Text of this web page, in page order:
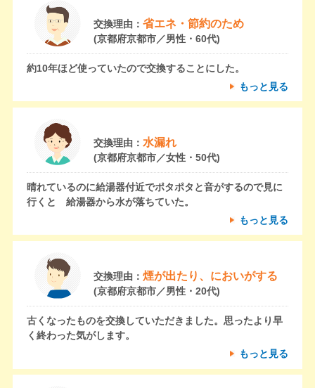
交換理由： 省エネ・節約のため
(京都府京都市／男性・60代)
約10年ほど使っていたので交換することにした。
もっと見る
交換理由： 水漏れ
(京都府京都市／女性・50代)
晴れているのに給湯器付近でポタポタと音がするので見に
行くと 給湯器から水が落ちていた。
もっと見る
交換理由： 煙が出たり、においがする
(京都府京都市／男性・20代)
古くなったものを交換していただきました。思ったより早
く終わった気がします。
もっと見る